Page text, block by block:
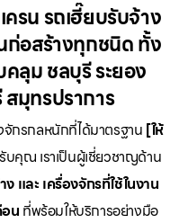
ครน รถเฮี๊ยบรับจ้าง
ก่อสร้างทุกชนิด ทั้ง
ลุม ชลบุรี ระยอง
สมุทรปราการ
กรกลหนักที่ได้มาตรฐาน [ให้
บคุณ เราเป็นผู้เชี่ยวชาญด้าน
และ เครื่องจักรที่ใช้ในงาน
น ที่พร้อมให้บริการอย่างมือ